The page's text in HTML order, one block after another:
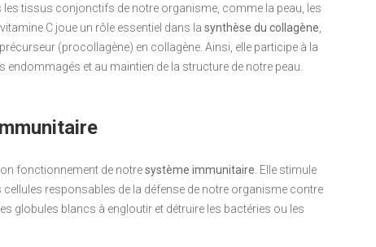
les tissus conjonctifs de notre organisme, comme la peau, les
C joue un rôle essentiel dans la synthèse du collagène
(procollagène) en collagène. Ainsi, elle participe à la
et au maintien de la structure de notre peau.
fonctionnement de notresystème immunitaire . Elle stimule
cellules responsables de la défense de notre organisme contre
globules blancs à engloutir et détruire les bactéries ou les